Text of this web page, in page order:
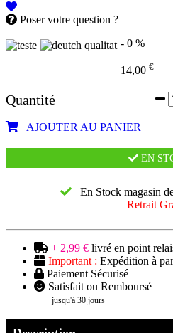
Poser votre question ?
- 0 %
14,00 €
Quantité
AJOUTER AU PANIER
EN
En Stock magasin
Retrait
+ 2,99 € livré en point
Important : Expédition à
Paiement Sécurisé
Satisfait ou Remboursé
jusqu'à 30 jours